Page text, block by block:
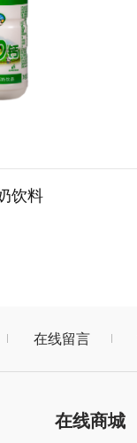
饮料
在线留言
在线商城